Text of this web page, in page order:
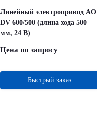
Линейный электропривод AO
DV 600/500 (длина хода 500
мм, 24 В)
Цена по запросу
Быстрый заказ